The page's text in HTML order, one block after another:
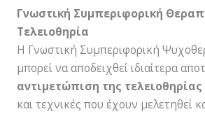
Γνωστική Συμπεριφορική
Τελειοθηρία
Η Γνωστική Συμπεριφορική
μπορεί να αποδειχθεί ιδιαίτερα
αντιμετώπιση της τελειοθηρίας
και τεχνικές που έχουν μελετηθεί